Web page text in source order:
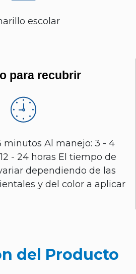
escolar
para recubrir
minutos Al manejo: 3 - 4
- 24 horas El tiempo de
dependiendo de las
y del color a aplicar
del Producto